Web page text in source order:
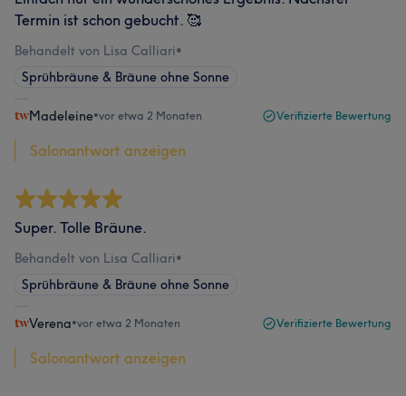
Termin ist schon gebucht. 🥰
Behandelt von Lisa Calliari•
Sprühbräune & Bräune ohne Sonne
Madeleine•vor etwa 2 Monaten Verifizierte Bewertung
Salonantwort anzeigen
Super. Tolle Bräune.
Behandelt von Lisa Calliari•
Sprühbräune & Bräune ohne Sonne
Verena•vor etwa 2 Monaten Verifizierte Bewertung
Salonantwort anzeigen